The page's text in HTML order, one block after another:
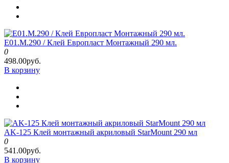
E01.M.290 / Клей Европласт Монтажный 290 мл.
0
498.00руб.
В корзину
AK-125 Клей монтажный акриловый StarMount 290 мл
0
541.00руб.
В корзину